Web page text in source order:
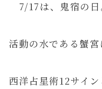
7/17は、鬼宿の日
活動の水である蟹宮
西洋占星術12サイ